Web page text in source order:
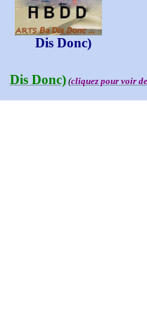
Dis Donc)
Dis Donc)(cliquez pour voir